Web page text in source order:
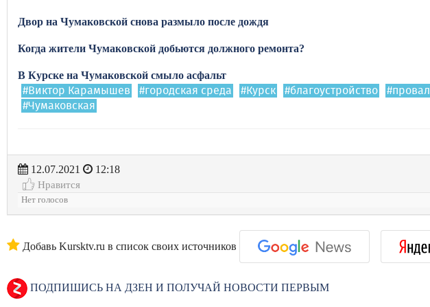
Двор на Чумаковской снова размыло после дождя
Когда жители Чумаковской добьются должного ремонта?
В Курске на Чумаковской смыло асфальт
#Виктор Карамышев #городская среда #Курск #благоустройство #провал
#Чумаковская
12.07.2021
12:18
Нравится
Нет голосов
Добавь Kursktv.ru в список своих источников
ПОДПИШИСЬ НА ДЗЕН И ПОЛУЧАЙ НОВОСТИ ПЕРВЫМ